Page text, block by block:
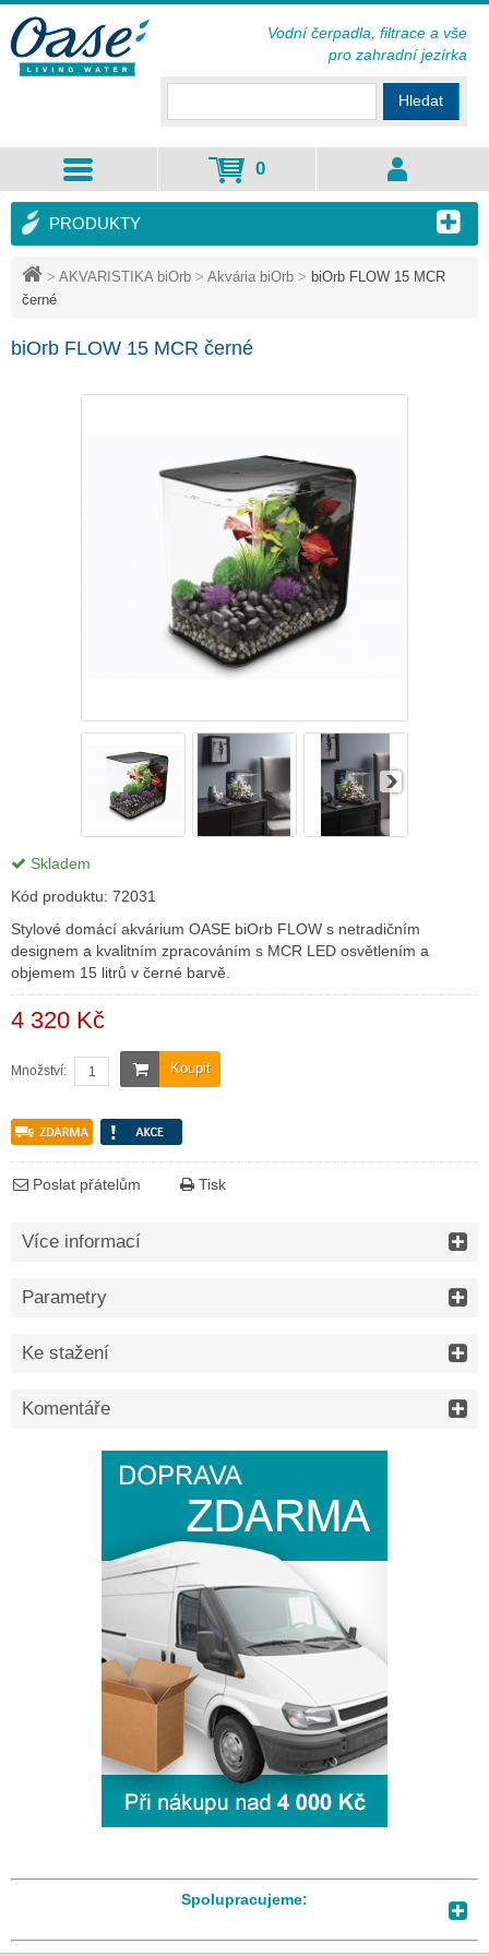
> AKVARISTIKA biOrb > Akvária biOrb > biOrb FLOW 15 MCR
černé
biOrb FLOW 15 MCR černé
Skladem
Kód produktu: 72031
Stylové domácí akvárium OASE biOrb FLOW s netradičním
designem a kvalitním zpracováním s MCR LED osvětlením a
objemem 15 litrů v černé barvě.
4 320 Kč
Koupit
Množství:
Poslat přátelům Tisk
Více informací
Parametry
Ke stažení
Komentáře
PRODUKTY
Spolupracujeme:
Hledat
0
Vodní čerpadla, filtrace a vše
pro zahradní jezírka